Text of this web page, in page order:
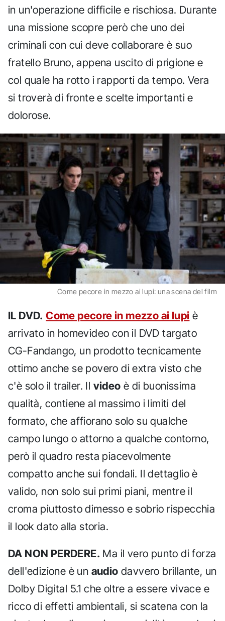
in un'operazione difficile e rischiosa. Durante
una missione scopre però che uno dei
criminali con cui deve collaborare è suo
fratello Bruno, appena uscito di prigione e
col quale ha rotto i rapporti da tempo. Vera
si troverà di fronte e scelte importanti e
dolorose.
Come pecore in mezzo ai lupi: una scena del film
IL DVD. Come pecore in mezzo ai lupi è
arrivato in homevideo con il DVD targato
CG-Fandango, un prodotto tecnicamente
ottimo anche se povero di extra visto che
c'è solo il trailer. Il video è di buonissima
qualità, contiene al massimo i limiti del
formato, che affiorano solo su qualche
campo lungo o attorno a qualche contorno,
però il quadro resta piacevolmente
compatto anche sui fondali. Il dettaglio è
valido, non solo sui primi piani, mentre il
croma piuttosto dimesso e sobrio rispecchia
il look dato alla storia.
DA NON PERDERE. Ma il vero punto di forza
dell'edizione è un audio davvero brillante, un
Dolby Digital 5.1 che oltre a essere vivace e
ricco di effetti ambientali, si scatena con la